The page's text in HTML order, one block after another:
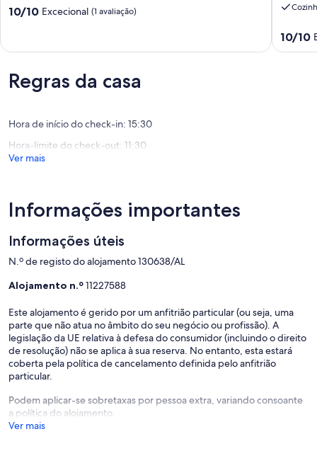
Vieira
Pontuação
de
máximo
de
(1
10/10 Excecional (1 avaliação)
Fi
e
de
10/10
Regras da casa
Hora de início do check-in: 15:30
Hora-limite do check-out: 11:30
Ver mais
Informações importantes
Informações úteis
N.º de registo do alojamento 130638/AL
Alojamento n.º11227588
Este alojamento é gerido por um anfitrião particular (ou seja, uma
parte que não atua no âmbito do seu negócio ou profissão). A
legislação da UE relativa à defesa do consumidor (incluindo o direito
de resolução) não se aplica à sua reserva. No entanto, esta estará
coberta pela política de cancelamento definida pelo anfitrião
particular.
Podem aplicar-se sobretaxas por pessoa extra, variando consoante
a política do alojamento.
Ver mais